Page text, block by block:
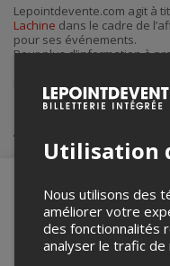
Lepointdevente.com agit à
Lachine dans le cadre de
pour ses événements.
Pour plus d’information à
Achat de billets
Merci de
Utilisation
Nous utilisons des
améliorer votre
des fonctionnalités
analyser le trafic de